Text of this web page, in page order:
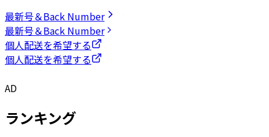
最新号＆Back Number
最新号＆Back Number
個人配送を希望する
個人配送を希望する
AD
ランキング